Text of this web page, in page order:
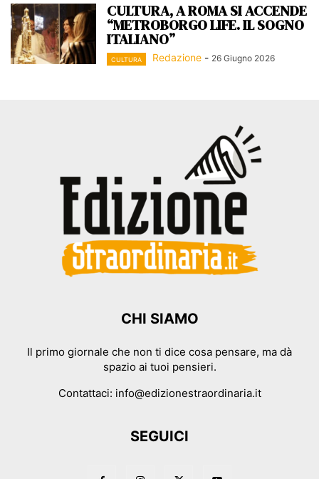
CULTURA, A ROMA SI ACCENDE
“METROBORGO LIFE. IL SOGNO
ITALIANO”
CULTURA Redazione - 26 Giugno 2026
CHI SIAMO
Il primo giornale che non ti dice cosa pensare, ma dà
spazio ai tuoi pensieri.
Contattaci: info@edizionestraordinaria.it
SEGUICI